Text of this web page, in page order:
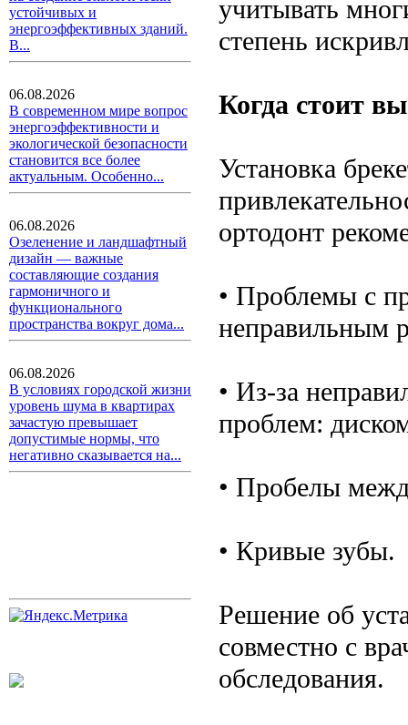
устойчивых и
энергоэффективных зданий.
В...
06.08.2026
В современном мире вопрос
энергоэффективности и
экологической безопасности
становится все более
актуальным. Особенно...
06.08.2026
Озеленение и ландшафтный
дизайн — важные
составляющие создания
гармоничного и
функционального
пространства вокруг дома...
06.08.2026
В условиях городской жизни
уровень шума в квартирах
зачастую превышает
допустимые нормы, что
негативно сказывается на...
учитывать
степень
Когда стоит
Установка
ортодонт
• Проблемы с
неправильным
• Из-за
проблем:
• Пробелы
• Кривые зубы.
Решение об
совместно с
обследования.